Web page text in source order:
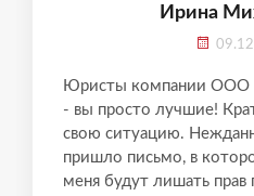
Юристы компании
- вы просто лучшие!
свою ситуацию.
пришло письмо, в
меня будут лишать прав
Ирина